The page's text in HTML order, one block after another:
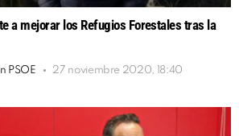
a mejorar los Refugios Forestales tras la
PSOE 27 noviembre 2020, 18:40